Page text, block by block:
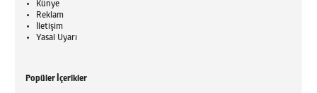
Künye
Reklam
İletişim
Yasal Uyarı
Popüler İçerikler